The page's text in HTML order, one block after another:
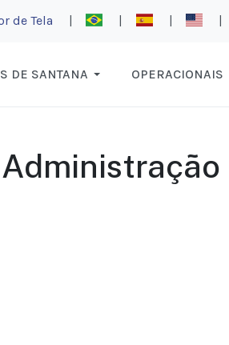
de Tela | | | |
DE SANTANA OPERACIONAIS